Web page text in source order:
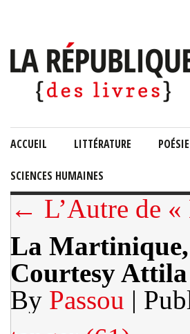
ACCUEIL LITTÉRATURE POÉSIE
SCIENCES HUMAINES
← L’Autre de «
La Martinique,
Courtesy
By Passou |